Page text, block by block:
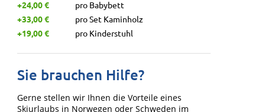
+24,00 €
pro Babybett
+33,00 €
pro Set Kaminholz
+19,00 €
pro Kinderstuhl
Sie brauchen Hilfe?
Gerne stellen wir Ihnen die Vorteile eines
Skiurlaubs in Norwegen oder Schweden im